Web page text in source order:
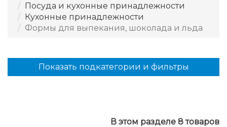
Посуда и кухонные принадлежности
Кухонные принадлежности
Формы для выпекания, шоколада и льда
В этом разделе 8 товаров
Показать подкатегории и фильтры